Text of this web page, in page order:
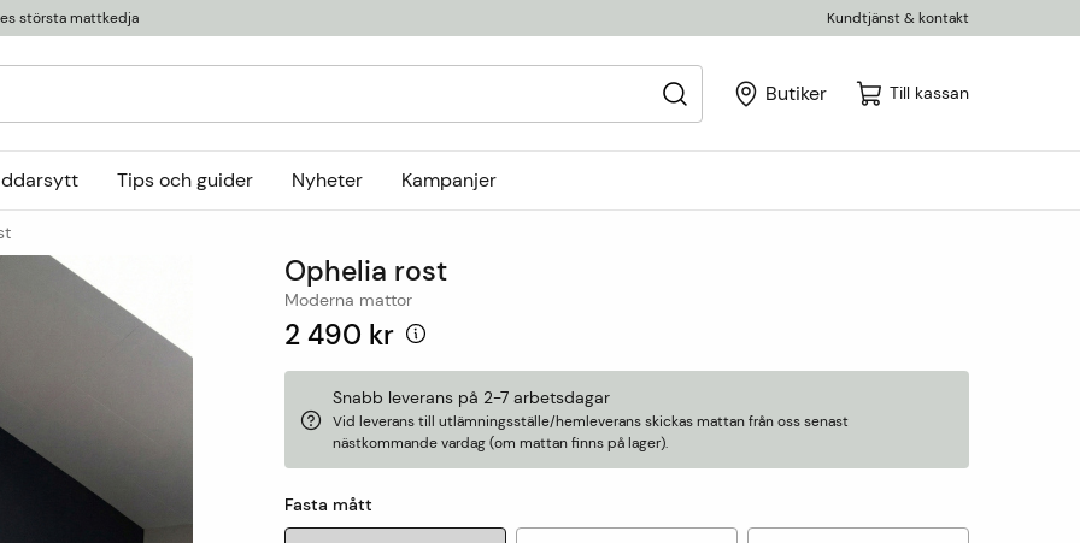
största mattkedja Kundtjänst & kontakt
Butiker Till kassan
Ryamattor
Röllakanmattor
Tillbehör
InHouse Group
Online only
Öglade mattor
Tips och guider Nyheter Kampanjer
Ophelia rost
Moderna mattor
2 490 kr
Snabb leverans på 2-7 arbetsdagar
Vid leverans till utlämningsställe/hemleverans skickas mattan från oss senast
nästkommande vardag (om mattan finns på lager).
Fasta mått